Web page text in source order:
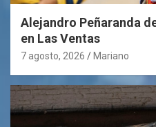
Alejandro Peñaranda
en Las Ventas
7 agosto, 2026 Mariano